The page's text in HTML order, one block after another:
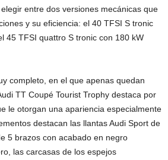
entre dos versiones mecánicas que
y su eficiencia: el 40 TFSI S tronic
45 TFSI quattro S tronic con 180 kW
completo, en el que apenas quedan
TT Coupé Tourist Trophy destaca por
le otorgan una apariencia especialmente
destacan las llantas Audi Sport de
5 brazos con acabado en negro
las carcasas de los espejos